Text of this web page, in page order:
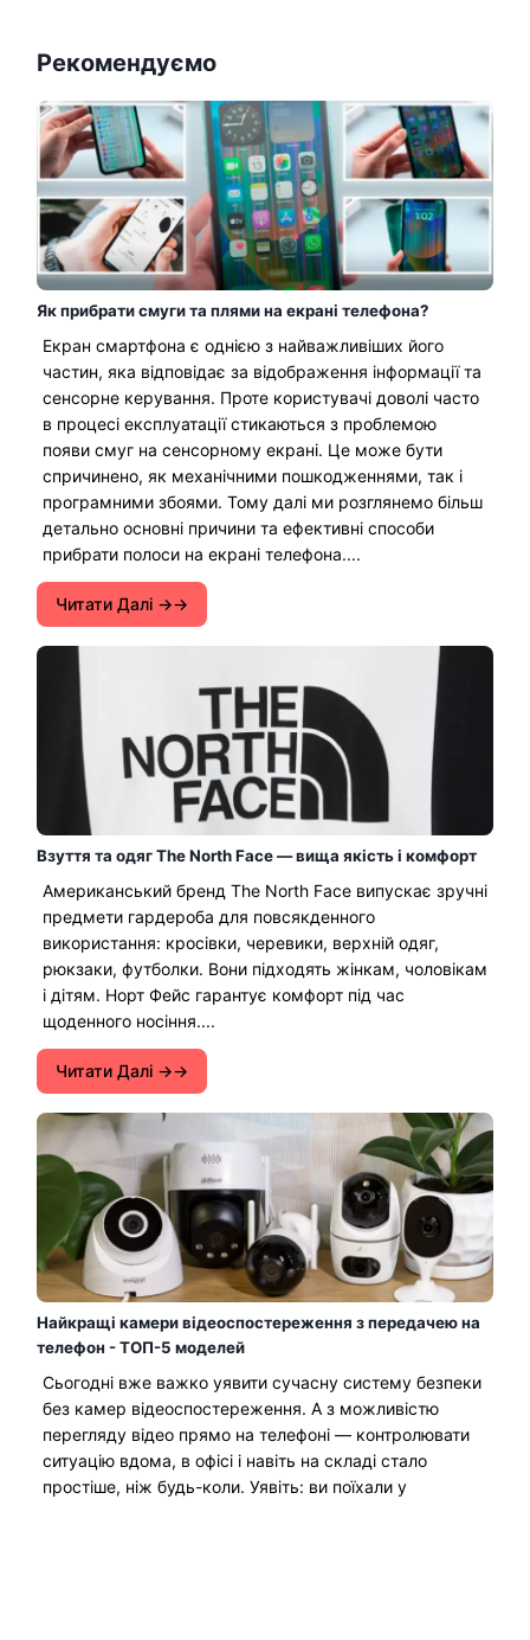
Рекомендуємо
Як прибрати смуги та плями на екрані телефона?
Екран смартфона є однією з найважливіших його
частин, яка відповідає за відображення інформації та
сенсорне керування. Проте користувачі доволі часто
в процесі експлуатації стикаються з проблемою
появи смуг на сенсорному екрані. Це може бути
спричинено, як механічними пошкодженнями, так і
програмними збоями. Тому далі ми розглянемо більш
детально основні причини та ефективні способи
прибрати полоси на екрані телефона....
Читати Далі →
Взуття та одяг The North Face — вища якість і комфорт
Американський бренд The North Face випускає зручні
предмети гардероба для повсякденного
використання: кросівки, черевики, верхній одяг,
рюкзаки, футболки. Вони підходять жінкам, чоловікам
і дітям. Норт Фейс гарантує комфорт під час
щоденного носіння....
Читати Далі →
Найкращі камери відеоспостереження з передачею на
телефон - ТОП-5 моделей
Сьогодні вже важко уявити сучасну систему безпеки
без камер відеоспостереження. А з можливістю
перегляду відео прямо на телефоні — контролювати
ситуацію вдома, в офісі і навіть на складі стало
простіше, ніж будь-коли. Уявіть: ви поїхали у